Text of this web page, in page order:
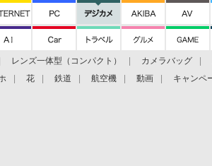
レンズ一体型（コンパクト） カメラバッグ
花 鉄道 航空機 動画 キャンペ